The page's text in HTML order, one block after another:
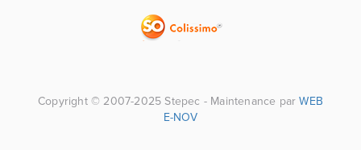
Copyright © 2007-2025 Stepec - Maintenance parWEB
E-NOV